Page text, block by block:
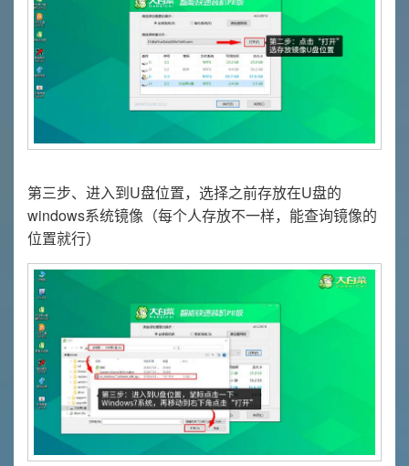
第三步、进入到U盘位置，选择之前存放在U盘的
windows系统镜像（每个人存放不一样，能查询镜像的
位置就行）